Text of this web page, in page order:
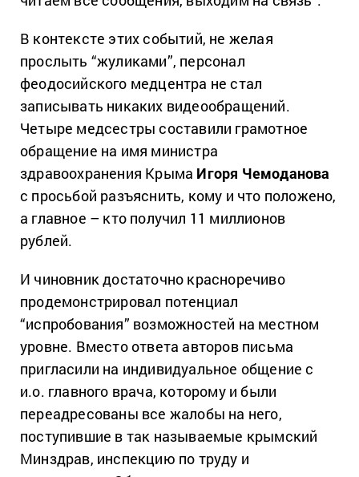
В контексте этих событий, не желая
прослыть “жуликами”, персонал
феодосийского медцентра не стал
записывать никаких видеообращений.
Четыре медсестры составили грамотное
обращение на имя министра
здравоохранения Крыма Игоря Чемоданова
с просьбой разъяснить, кому и что положено,
а главное – кто получил 11 миллионов
рублей.
И чиновник достаточно красноречиво
продемонстрировал потенциал
“испробования” возможностей на местном
уровне. Вместо ответа авторов письма
пригласили на индивидуальное общение с
и.о. главного врача, которому и были
переадресованы все жалобы на него,
поступившие в так называемые крымский
Минздрав, инспекцию по труду и